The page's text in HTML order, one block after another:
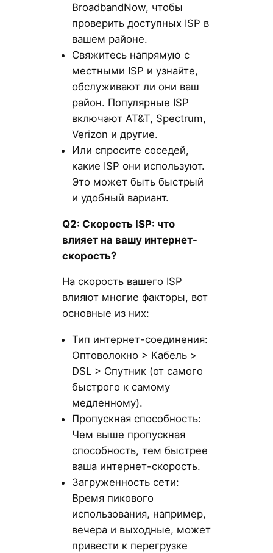
BroadbandNow, чтобы
проверить доступных ISP в
вашем районе.
Свяжитесь напрямую с
местными ISP и узнайте,
обслуживают ли они ваш
район. Популярные ISP
включают AT&T, Spectrum,
Verizon и другие.
Или спросите соседей,
какие ISP они используют.
Это может быть быстрый
и удобный вариант.
Q2: Скорость ISP: что
влияет на вашу интернет-
скорость?
На скорость вашего ISP
влияют многие факторы, вот
основные из них:
Тип интернет-соединения:
Оптоволокно > Кабель >
DSL > Спутник (от самого
быстрого к самому
медленному).
Пропускная способность:
Чем выше пропускная
способность, тем быстрее
ваша интернет-скорость.
Загруженность сети:
Время пикового
использования, например,
вечера и выходные, может
привести к перегрузке